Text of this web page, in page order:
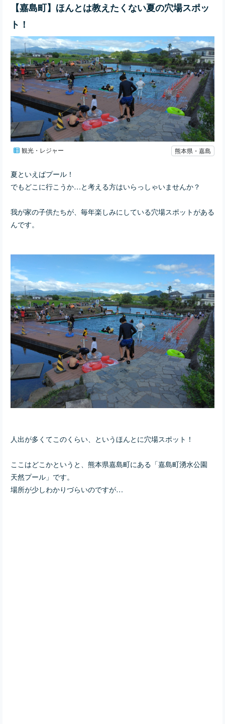
【嘉島町】ほんとは教えたくない夏の穴場スポッ
ト！
観光・レジャー 熊本県・嘉島
夏といえばプール！
でもどこに行こうか…と考える方はいらっしゃいませんか？
我が家の子供たちが、毎年楽しみにしている穴場スポットがある
んです。
人出が多くてこのくらい、というほんとに穴場スポット！
ここはどこかというと、熊本県嘉島町にある「嘉島町湧水公園
天然プール」です。
場所が少しわかりづらいのですが…